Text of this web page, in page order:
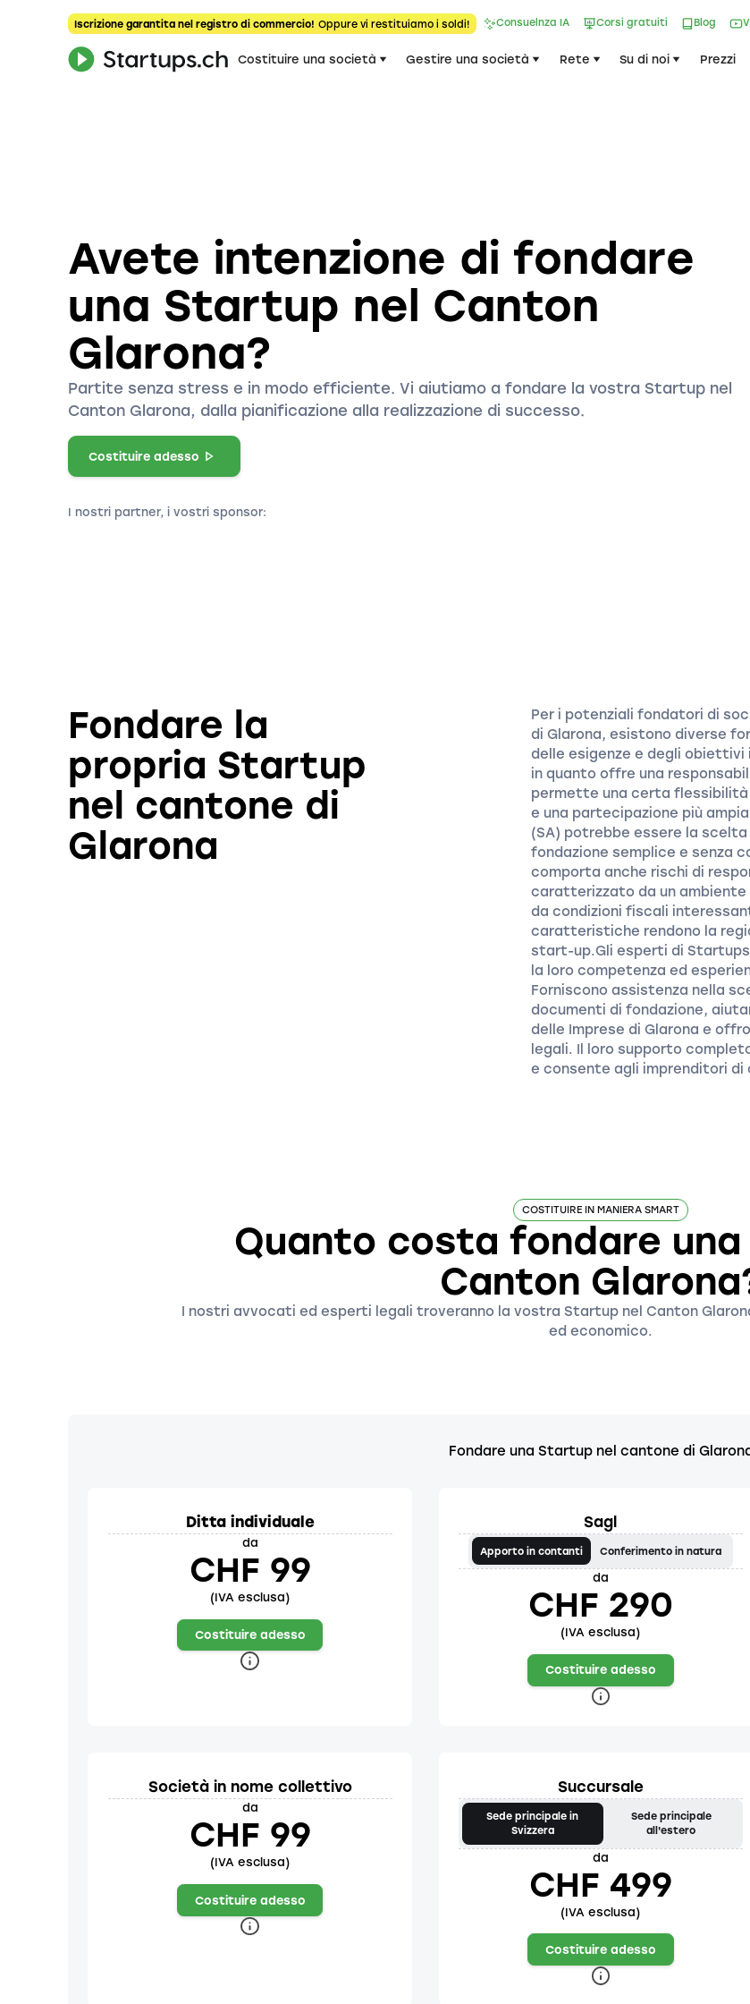
Iscrizione garantita nel registro di commercio! Oppure vi restituiamo i soldi! Consuelnza IA Corsi gratuiti Blog
Costituire una società Gestire una società Rete Su di noi Prezzi
Avete intenzione di fondare
una Startup nel Canton
Glarona?
Partite senza stress e in modo efficiente. Vi aiutiamo a fondare la vostra Startup nel
Canton Glarona, dalla pianificazione alla realizzazione di successo.
Costituire adesso
I nostri partner, i vostri sponsor:
Fondare la
propria Startup
nel cantone di
Glarona
Per i potenziali fondatori di
di Glarona, esistono diverse
delle esigenze e degli obiettivi
in quanto offre una
permette una certa
e una partecipazione più
(SA) potrebbe essere la
fondazione semplice e senza
comporta anche rischi di
caratterizzato da un
da condizioni fiscali
caratteristiche rendono la
start-up.Gli esperti di
la loro competenza ed
Forniscono assistenza nella
documenti di fondazione,
delle Imprese di Glarona e
legali. Il loro supporto
e consente agli imprenditori
COSTITUIRE IN MANIERA SMART
Quanto costa fondare una
Canton
I nostri avvocati ed esperti legali troveranno la vostra Startup nel Canton
ed economico.
Fondare una Startup nel cantone di
Ditta individuale
da
CHF 99
(IVA esclusa)
Costituire adesso
Sagl
Apporto in contanti Conferimento in natura
da
CHF 290
(IVA esclusa)
Costituire adesso
Società in nome collettivo
da
CHF 99
(IVA esclusa)
Costituire adesso
Succursale
Sede principale in
Svizzera
Sede principale
all'estero
da
CHF 499
(IVA esclusa)
Costituire adesso